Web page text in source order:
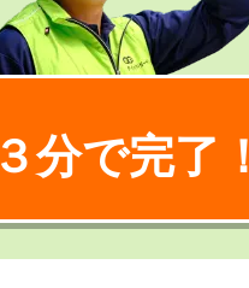
３分で完了！